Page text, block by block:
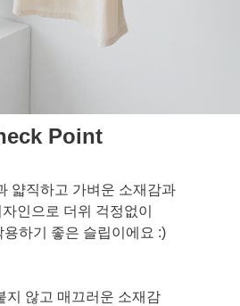
Point
얇직하고 가벼운 소재감과
인으로 더위 걱정없이
하기 좋은 슬립이에요 :)
지 않고 매끄러운 소재감